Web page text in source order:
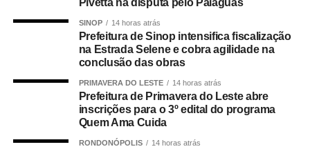
WhatsApp
Facebook
Twitter
Messenger
LinkedIn
Share
SINOP 14 horas atrás
Prefeitura de Sinop intensifica fiscalização
na Estrada Selene e cobra agilidade na
conclusão das obras
PRIMAVERA DO LESTE 14 horas atrás
Prefeitura de Primavera do Leste abre
inscrições para o 3º edital do programa
Quem Ama Cuida
RONDONÓPOLIS 14 horas atrás